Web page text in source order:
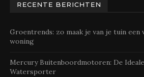
RECENTE BERICHTEN
Groentrends: zo maak je van je tuin een
woning
Mercury Buitenboordmotoren: De
Watersporter